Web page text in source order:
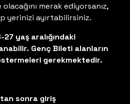
merak ediyorsanız,
yerinizi ayırtabilirsiniz.
yaş aralığındaki
Genç Bileti alanların
gerekmektedir.
sonra giriş